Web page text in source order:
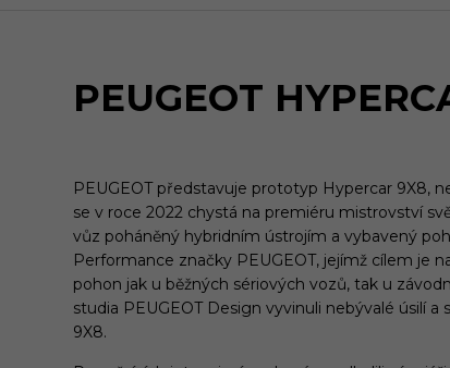
PEUGEOT
PEUGEOT představuje prototyp Hypercar 9X8,
se v roce 2022 chystá na premiéru mistrovství
vůz poháněný hybridním ústrojím a vybavený
Performance značky PEUGEOT, jejímž cílem je
pohon jak u běžných sériových vozů, tak u
studia PEUGEOT Design vyvinuli nebývalé úsilí
9X8.